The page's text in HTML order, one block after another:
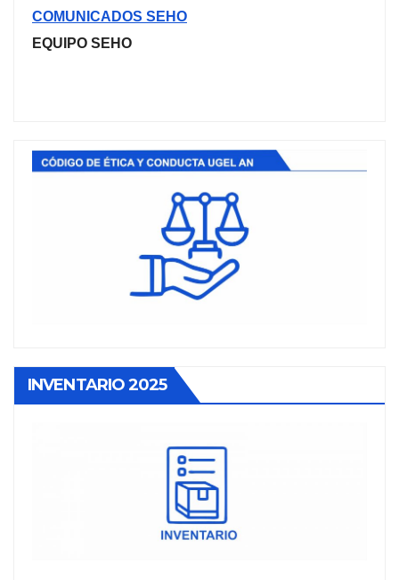
COMUNICADOS SEHO
EQUIPO SEHO
INVENTARIO 2025